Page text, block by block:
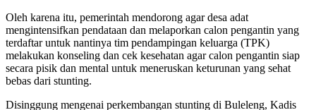
Oleh karena itu, pemerintah mendorong agar desa adat
mengintensifkan pendataan dan melaporkan calon pengantin yang
terdaftar untuk nantinya tim pendampingan keluarga (TPK)
melakukan konseling dan cek kesehatan agar calon pengantin siap
secara pisik dan mental untuk meneruskan keturunan yang sehat
bebas dari stunting.
Disinggung mengenai perkembangan stunting di Buleleng, Kadis